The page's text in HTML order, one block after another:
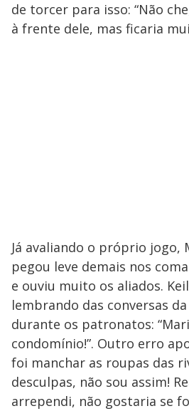
de torcer para isso: “Não
à frente dele, mas ficaria
Já avaliando o próprio jogo,
pegou leve demais nos
e ouviu muito os aliados.
lembrando das conversas
durante os patronatos:
condomínio!”. Outro erro
foi manchar as roupas das
desculpas, não sou assim!
arrependi, não gostaria se